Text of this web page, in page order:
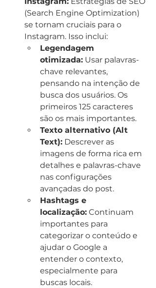
(Search Engine Optimization)
se tornam cruciais para o
Instagram. Isso inclui:
Legendagem
otimizada: Usar palavras-
chave relevantes,
pensando na intenção de
busca dos usuários. Os
primeiros 125 caracteres
são os mais importantes.
Texto alternativo (Alt
Text): Descrever as
imagens de forma rica em
detalhes e palavras-chave
nas configurações
avançadas do post.
Hashtags e
localização: Continuam
importantes para
categorizar o conteúdo e
ajudar o Google a
entender o contexto,
especialmente para
buscas locais.